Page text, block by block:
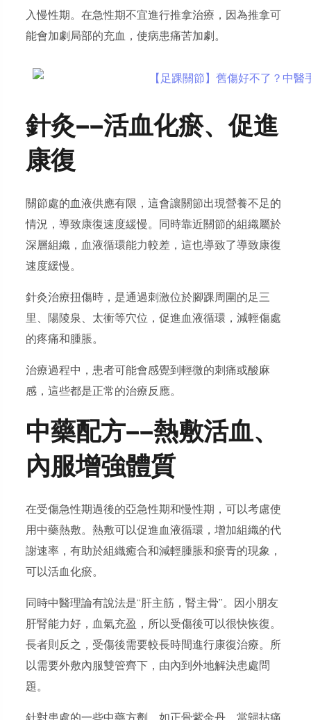
入慢性期。在急性期不宜進行推拿治療，因為推拿可
能會加劇局部的充血，使病患痛苦加劇。
針灸——活血化瘀、促進
康復
關節處的血液供應有限，這會讓關節出現營養不足的
情況，導致康復速度緩慢。同時靠近關節的組織屬於
深層組織，血液循環能力較差，這也導致了導致康復
速度緩慢。
針灸治療扭傷時，是通過刺激位於腳踝周圍的足三
里、陽陵泉、太衝等穴位，促進血液循環，減輕傷處
的疼痛和腫脹。
治療過程中，患者可能會感覺到輕微的刺痛或酸麻
感，這些都是正常的治療反應。
中藥配方——熱敷活血、
內服增強體質
在受傷急性期過後的亞急性期和慢性期，可以考慮使
用中藥熱敷。熱敷可以促進血液循環，增加組織的代
謝速率，有助於組織癒合和減輕腫脹和瘀青的現象，
可以活血化瘀。
同時中醫理論有說法是“肝主筋，腎主骨”。因小朋友
肝腎能力好，血氣充盈，所以受傷後可以很快恢復。
長者則反之，受傷後需要較長時間進行康復治療。所
以需要外敷內服雙管齊下，由內到外地解決患處問
題。